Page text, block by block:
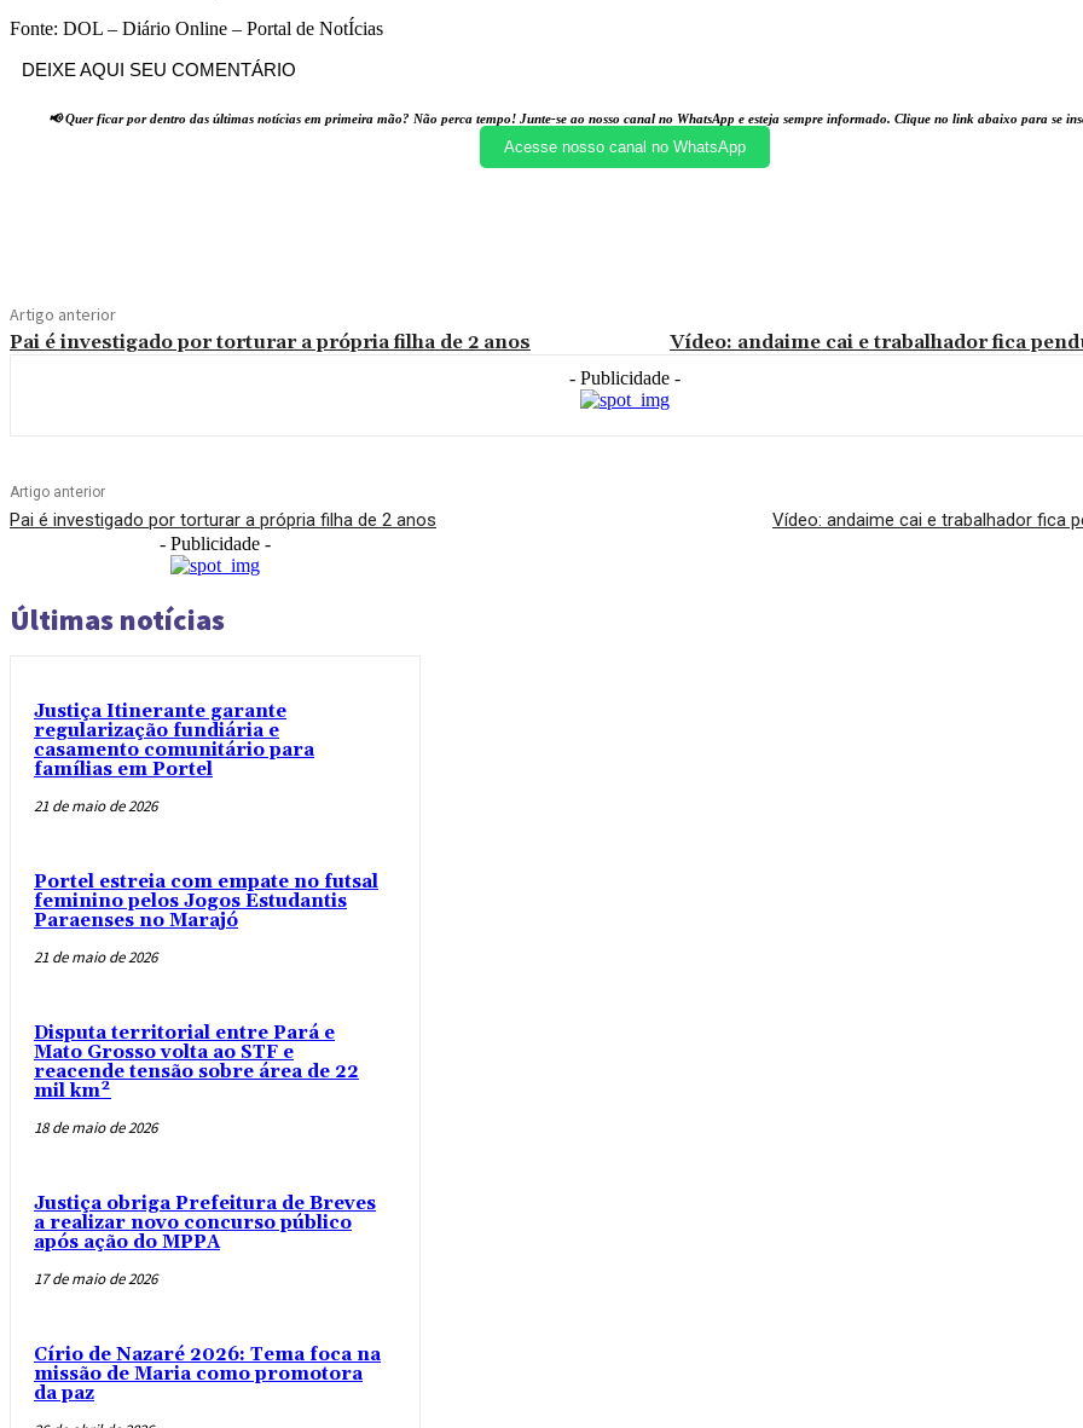
Fonte: DOL – Diário Online – Portal de NotÍcias
DEIXE AQUI SEU COMENTÁRIO
📢 Quer ficar por dentro das últimas notícias em primeira mão? Não perca tempo! Junte-se ao nosso canal no WhatsApp e esteja sempre informado. Clique no link abaixo para se
Acesse nosso canal no WhatsApp
Artigo anterior
Pai é investigado por torturar a própria filha de 2 anos Vídeo: andaime cai e trabalhador fica
- Publicidade -
Artigo anterior
Pai é investigado por torturar a própria filha de 2 anos Vídeo: andaime cai e trabalhador fica
- Publicidade -
Últimas notícias
Justiça Itinerante garante
regularização fundiária e
casamento comunitário para
famílias em Portel
21 de maio de 2026
Portel estreia com empate no futsal
feminino pelos Jogos Estudantis
Paraenses no Marajó
21 de maio de 2026
Disputa territorial entre Pará e
Mato Grosso volta ao STF e
reacende tensão sobre área de 22
mil km²
18 de maio de 2026
Justiça obriga Prefeitura de Breves
a realizar novo concurso público
após ação do MPPA
17 de maio de 2026
Círio de Nazaré 2026: Tema foca na
missão de Maria como promotora
da paz